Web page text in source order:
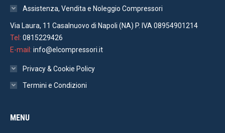
Assistenza, Vendita e Noleggio Compressori
Via Laura, 11 Casalnuovo di Napoli (NA) P. IVA 08954901214
Tel: 0815229426
E-mail: info@elcompressori.it
Privacy & Cookie Policy
Termini e Condizioni
MENU